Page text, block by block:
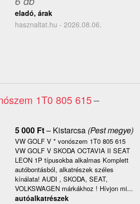
eladó, árak
hasznaltat.hu - 2026.08.06.
1T0 805 615–
5 000 Ft– Kistarcsa(Pest megye)
VW GOLF V * vonószem 1T0 805 615
VW GOLF V SKODA OCTAVIA II SEAT
LEON 1P típusokba alkalmas Komplett
autóbontásból, alkatrészek széles
kínálata! AUDI , SKODA, SEAT,
VOLKSWAGEN márkákhoz ! Hívjon mi...
autóalkatrészek